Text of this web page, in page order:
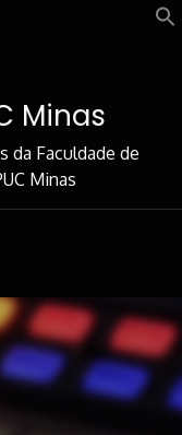
Minas
da Faculdade de
Minas